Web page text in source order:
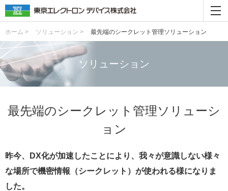
ホーム > ソリューション > 最先端のシークレット管理ソリューション
ソリューション
最先端のシークレット管理ソリューシ
ョン
昨今、DX化が加速したことにより、我々が意識しない様々
な場所で機密情報（シークレット）が使われる様になりま
した。